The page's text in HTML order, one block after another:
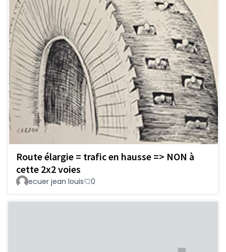
Route élargie = trafic en hausse => NON à
cette 2x2 voies
ecuer jean louis 0